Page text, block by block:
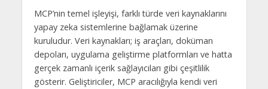
MCP’nin temel işleyişi, farklı türde veri kaynaklarını
yapay zeka sistemlerine bağlamak üzerine
kuruludur. Veri kaynakları; iş araçları, doküman
depoları, uygulama geliştirme platformları ve hatta
gerçek zamanlı içerik sağlayıcıları gibi çeşitlilik
gösterir. Geliştiriciler, MCP aracılığıyla kendi veri